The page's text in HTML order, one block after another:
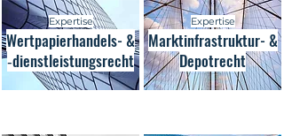
Expertise
Wertpapierhandels- &
‑dienstleistungsrecht
Expertise
Marktinfrastruktur- &
Depotrecht